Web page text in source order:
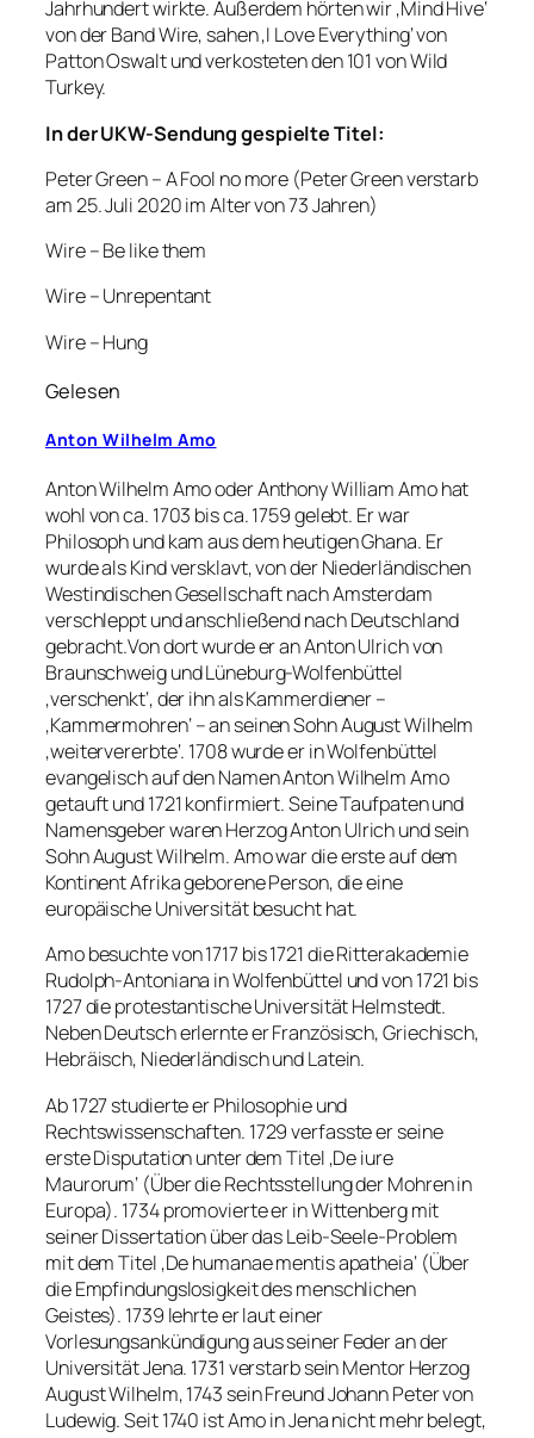
Jahrhundert wirkte. Außerdem hörten wir ‚Mind Hive‘
von der Band Wire, sahen ‚I Love Everything‘ von
Patton Oswalt und verkosteten den 101 von Wild
Turkey.
In der UKW-Sendung gespielte Titel:
Peter Green – A Fool no more (Peter Green verstarb
am 25. Juli 2020 im Alter von 73 Jahren)
Wire – Be like them
Wire – Unrepentant
Wire – Hung
Gelesen
Anton Wilhelm Amo
Anton Wilhelm Amo oder Anthony William Amo hat
wohl von ca. 1703 bis ca. 1759 gelebt. Er war
Philosoph und kam aus dem heutigen Ghana. Er
wurde als Kind versklavt, von der Niederländischen
Westindischen Gesellschaft nach Amsterdam
verschleppt und anschließend nach Deutschland
gebracht.Von dort wurde er an Anton Ulrich von
Braunschweig und Lüneburg-Wolfenbüttel
‚verschenkt‘, der ihn als Kammerdiener –
‚Kammermohren‘ – an seinen Sohn August Wilhelm
‚weitervererbte‘. 1708 wurde er in Wolfenbüttel
evangelisch auf den Namen Anton Wilhelm Amo
getauft und 1721 konfirmiert. Seine Taufpaten und
Namensgeber waren Herzog Anton Ulrich und sein
Sohn August Wilhelm. Amo war die erste auf dem
Kontinent Afrika geborene Person, die eine
europäische Universität besucht hat.
Amo besuchte von 1717 bis 1721 die Ritterakademie
Rudolph-Antoniana in Wolfenbüttel und von 1721 bis
1727 die protestantische Universität Helmstedt.
Neben Deutsch erlernte er Französisch, Griechisch,
Hebräisch, Niederländisch und Latein.
Ab 1727 studierte er Philosophie und
Rechtswissenschaften. 1729 verfasste er seine
erste Disputation unter dem Titel ‚De iure
Maurorum‘ (Über die Rechtsstellung der Mohren in
Europa). 1734 promovierte er in Wittenberg mit
seiner Dissertation über das Leib-Seele-Problem
mit dem Titel ‚De humanae mentis apatheia‘ (Über
die Empfindungslosigkeit des menschlichen
Geistes). 1739 lehrte er laut einer
Vorlesungsankündigung aus seiner Feder an der
Universität Jena. 1731 verstarb sein Mentor Herzog
August Wilhelm, 1743 sein Freund Johann Peter von
Ludewig. Seit 1740 ist Amo in Jena nicht mehr belegt,